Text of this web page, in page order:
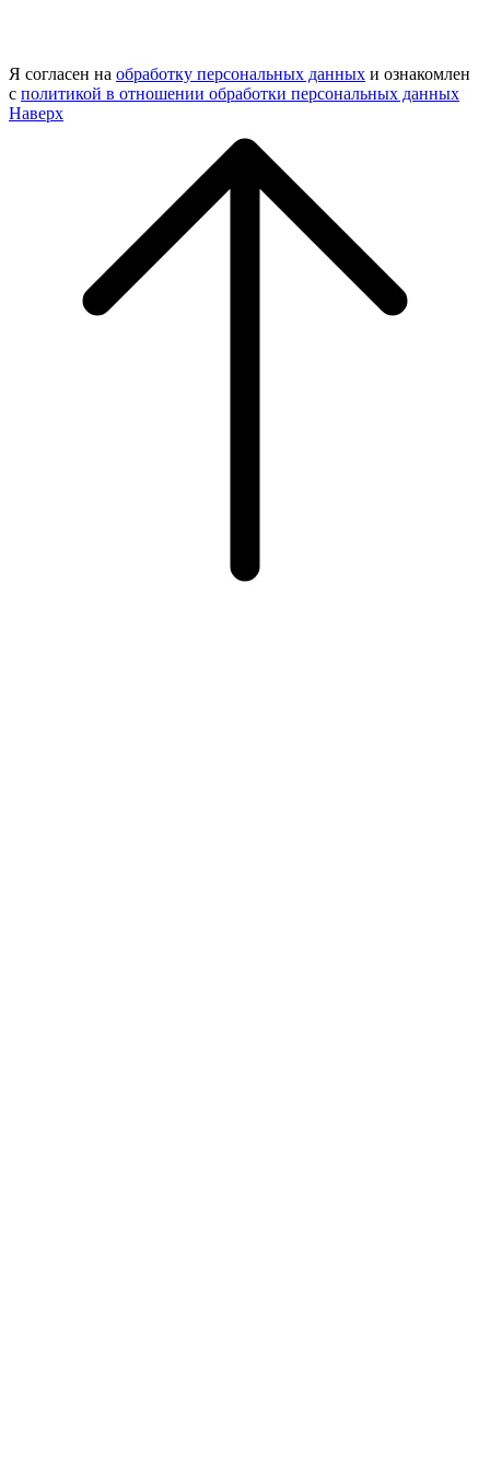
Я согласен на обработку персональных данных и ознакомлен
с политикой в отношении обработки персональных данных
Наверх